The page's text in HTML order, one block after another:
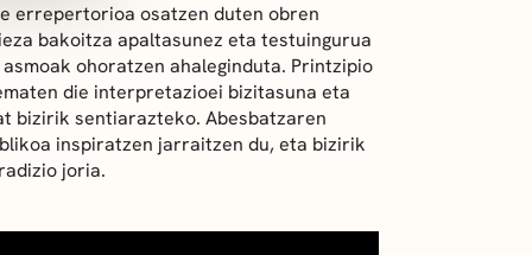
errepertorioa osatzen duten obren
bakoitza apaltasunez eta testuingurua
ohoratzen ahaleginduta. Printzipio
die interpretazioei bizitasuna eta
bizirik sentiarazteko. Abesbatzaren
inspiratzen jarraitzen du, eta bizirik
joria.